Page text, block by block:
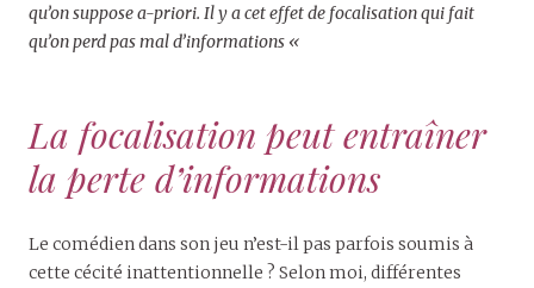
qu’on suppose a-priori. Il y a cet effet de focalisation qui fait
qu’on perd pas mal d’informations «
La focalisation peut entraîner
la perte d’informations
Le comédien dans son jeu n’est-il pas parfois soumis à
cette cécité inattentionnelle ? Selon moi, différentes